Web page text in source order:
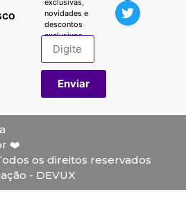
novidades e
descontos
exclusivos.
Enviar
❤️
os direitos reservados
- DEVUX